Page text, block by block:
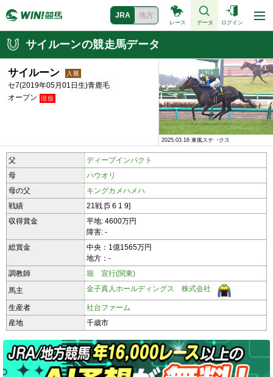
JRA 地方
レース データ ログイン
サイルーンの競走馬データ
サイルーン
セ7(2019年05月01日生)青鹿毛
オープン
2025.03.16 東風ステークス
父
ディープインパクト
母
ハウオリ
母の父
キングカメハメハ
戦績
21戦 [5 6 1 9]
収得賞金
平地: 4600万円
障害: -
総賞金
中央：1億1565万円
地方：-
調教師
堀 宣行(関東)
馬主
金子真人ホールディングス 株式会社
生産者
社台ファーム
産地
千歳市